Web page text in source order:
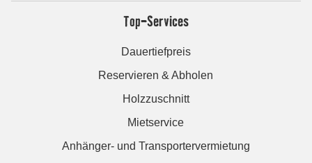
Top-Services
Dauertiefpreis
Reservieren & Abholen
Holzzuschnitt
Mietservice
Anhänger- und Transportervermietung